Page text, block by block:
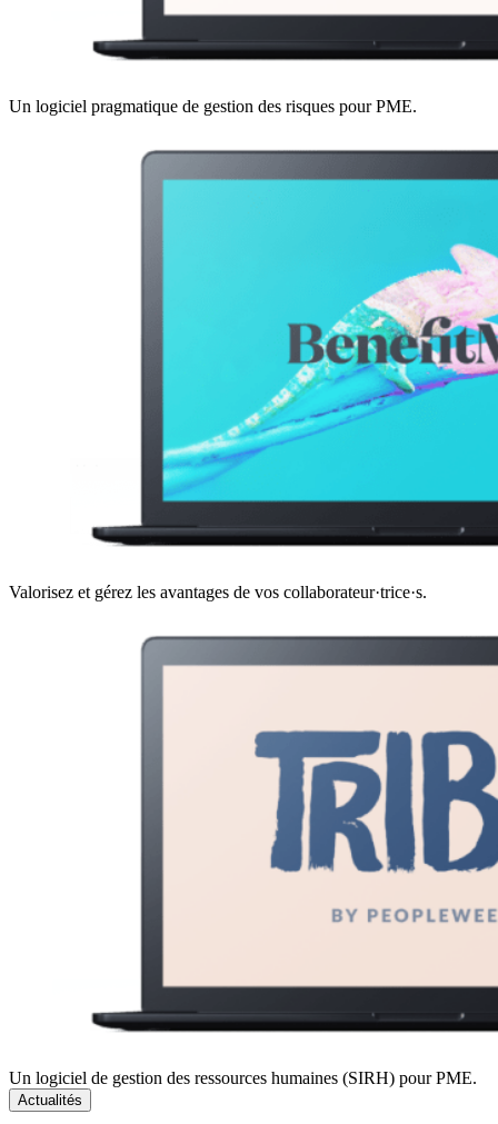
Un logiciel pragmatique de gestion des risques pour PME.
Valorisez et gérez les avantages de vos collaborateur·trice·s.
Un logiciel de gestion des ressources humaines (SIRH) pour PME.
Actualités